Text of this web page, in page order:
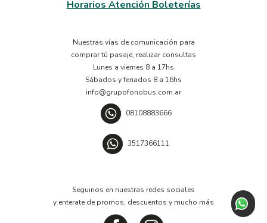
Horarios Atención Boleterías
Nuestras vías de comunicación para
comprar tú pasaje, realizar consultas
Lunes a viernes 8 a 17hs
Sábados y feriados 8 a 16hs
info@grupofonobus.com.ar
08108883666
3517366111
Seguinos en nuestras redes sociales
y enterate de promos, descuentos y mucho más